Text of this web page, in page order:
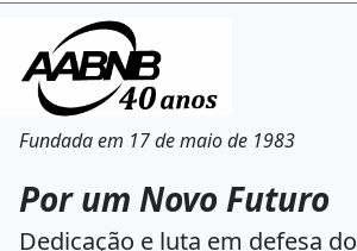
Fundada em 17 de maio de 1983
Por um Novo Futuro
Dedicação e luta em defesa